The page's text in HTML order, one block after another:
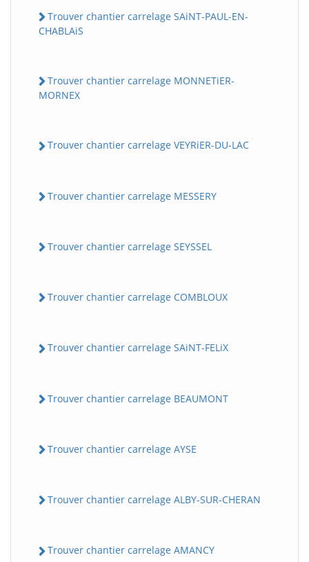
Trouver chantier carrelage SAiNT-PAUL-EN-
CHABLAiS
Trouver chantier carrelage MONNETiER-
MORNEX
Trouver chantier carrelage VEYRiER-DU-LAC
Trouver chantier carrelage MESSERY
Trouver chantier carrelage SEYSSEL
Trouver chantier carrelage COMBLOUX
Trouver chantier carrelage SAiNT-FELiX
Trouver chantier carrelage BEAUMONT
Trouver chantier carrelage AYSE
Trouver chantier carrelage ALBY-SUR-CHERAN
Trouver chantier carrelage AMANCY